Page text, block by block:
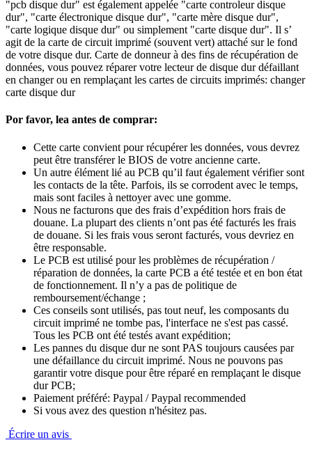
"pcb disque dur" est également appelée "carte controleur disque
dur", "carte électronique disque dur", "carte mère disque dur",
"carte logique disque dur" ou simplement "carte disque dur". Il s’
agit de la carte de circuit imprimé (souvent vert) attaché sur le fond
de votre disque dur. Carte de donneur à des fins de récupération de
données, vous pouvez réparer votre lecteur de disque dur défaillant
en changer ou en remplaçant les cartes de circuits imprimés: changer
carte disque dur
Por favor, lea antes de comprar:
Cette carte convient pour récupérer les données, vous devrez
peut être transférer le BIOS de votre ancienne carte.
Un autre élément lié au PCB qu’il faut également vérifier sont
les contacts de la tête. Parfois, ils se corrodent avec le temps,
mais sont faciles à nettoyer avec une gomme.
Nous ne facturons que des frais d’expédition hors frais de
douane. La plupart des clients n’ont pas été facturés les frais
de douane. Si les frais vous seront facturés, vous devriez en
être responsable.
Le PCB est utilisé pour les problèmes de récupération /
réparation de données, la carte PCB a été testée et en bon état
de fonctionnement. Il n’y a pas de politique de
remboursement/échange ;
Ces conseils sont utilisés, pas tout neuf, les composants du
circuit imprimé ne tombe pas, l'interface ne s'est pas cassé.
Tous les PCB ont été testés avant expédition;
Les pannes du disque dur ne sont PAS toujours causées par
une défaillance du circuit imprimé. Nous ne pouvons pas
garantir votre disque pour être réparé en remplaçant le disque
dur PCB;
Paiement préféré: Paypal / Paypal recommended
Si vous avez des question n'hésitez pas.
Écrire un avis